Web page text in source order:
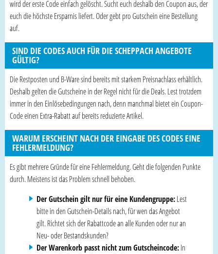
wird der erste Code einfach gelöscht. Sucht euch deshalb den Coupon aus, der
euch die höchste Ersparnis liefert. Oder gebt pro Gutschein eine Bestellung
auf.
SIND DIE CODES AUCH FÜR DIE SCHEPPACH ANGEBOTE
GÜLTIG?
Die Restposten und B-Ware sind bereits mit starkem Preisnachlass erhältlich.
Deshalb gelten die Gutscheine in der Regel nicht für die Deals. Lest trotzdem
immer in den Einlösebedingungen nach, denn manchmal bietet ein Coupon-
Code einen Extra-Rabatt auf bereits reduzierte Artikel.
WARUM ERSCHEINT NACH DER EINGABE DES CODES EINE
FEHLERMELDUNG?
Es gibt mehrere Gründe für eine Fehlermeldung. Geht die folgenden Punkte
durch. Meistens ist das Problem schnell behoben.
Der Gutschein gilt nur für eine Kundengruppe:Lest
bitte in den Gutschein-Details nach, für wen das Angebot
gilt. Richtet sich der Rabattcode an alle Kunden oder nur an
Neu- oder Bestandskunden?
Der Warenkorb passt nicht zum Gutscheincode:In